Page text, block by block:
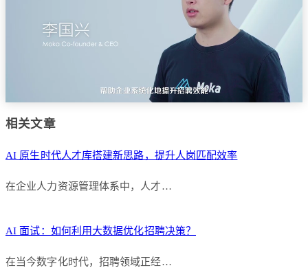
相关文章
AI 原生时代人才库搭建新思路，提升人岗匹配效率
在企业人力资源管理体系中，人才…
AI 面试：如何利用大数据优化招聘决策？
在当今数字化时代，招聘领域正经…